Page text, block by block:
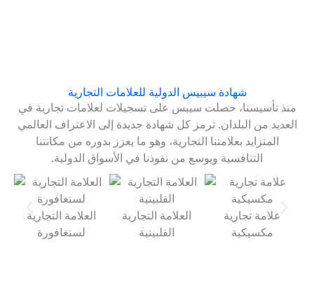
شهادة سيبيس الدولية للعلامات التجارية
منذ تأسيسنا، حصلت سيبس على تسجيلات لعلامات تجارية في
العديد من البلدان. ترمز كل شهادة جديدة إلى الاعتراف العالمي
المتزايد بعلامتنا التجارية، وهو ما يعزز بدوره من مكانتنا
التنافسية ويوسع من نفوذنا في الأسواق الدولية.
العلامة التجارية
لسنغافورة
العلامة التجارية
الفلبينية
علامة تجارية
مكسيكية